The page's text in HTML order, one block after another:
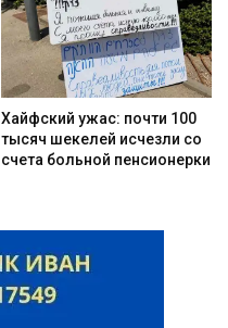
Хайфский ужас: почти 100
тысяч шекелей исчезли со
счета больной пенсионерки